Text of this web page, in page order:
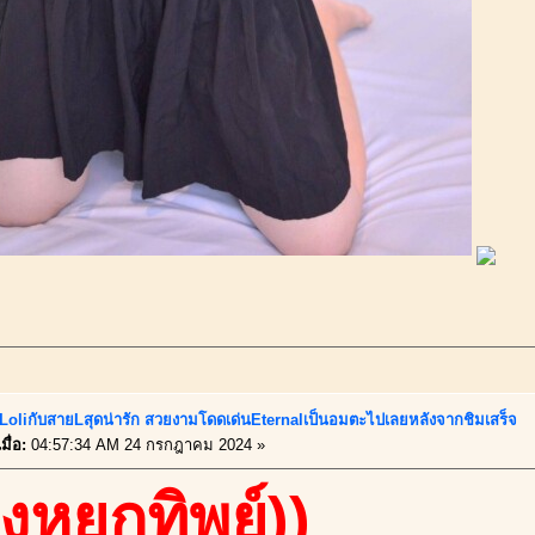
กับสายLสุดน่ารัก สวยงามโดดเด่นEternalเป็นอมตะไปเลยหลังจากชิมเสร็จ
มื่อ: 04:57:34 AM 24 กรกฎาคม 2024 »
หยกทิพย์))